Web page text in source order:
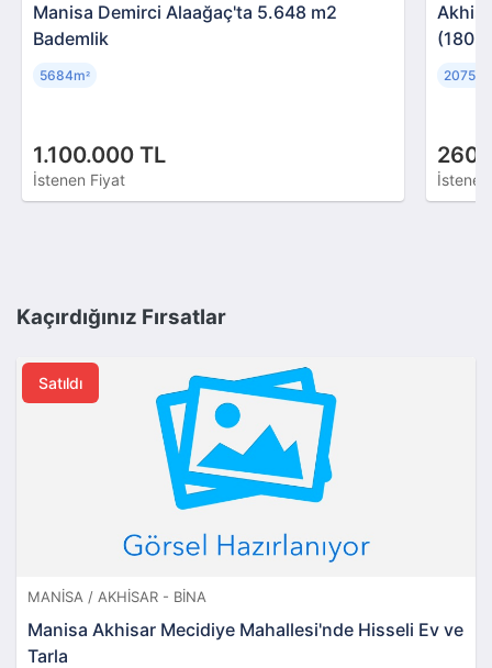
Manisa Demirci Alaağaç'ta 5.648 m2
Bademlik
1.100.000 TL
İstenen Fiyat
5684m²
(1805)
2075m
Kaçırdığınız Fırsatlar
Satıldı
MANISA / AKHISAR - BINA
Manisa Akhisar Mecidiye Mahallesi'nde Hisseli Ev ve
Tarla